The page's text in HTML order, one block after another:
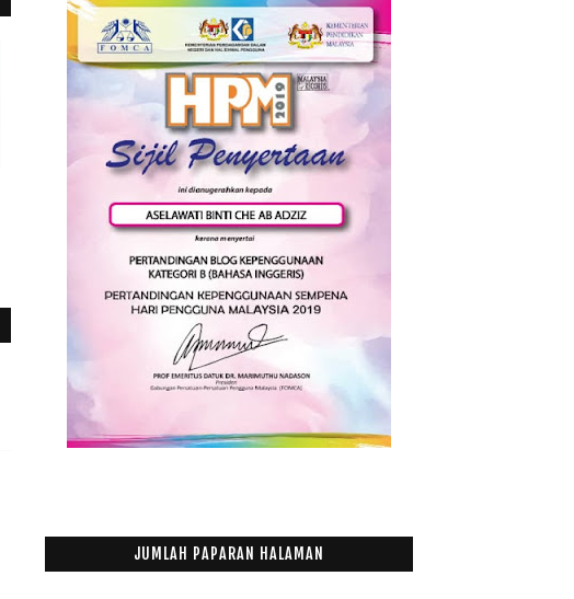
Glow Gelenggang Produk Ajaib Mengatasi Masalah
Keg...
Orak Reti: Apakah Itu?
Kari Ikan Talang Masin
Koffee Kitchen Perlis Terbaik Bagi Penggemar
Weste...
Akhirnya Tewas Jua
Januari(21)
(199)
2012
2011
JUMLAH PAPARAN HALAMAN